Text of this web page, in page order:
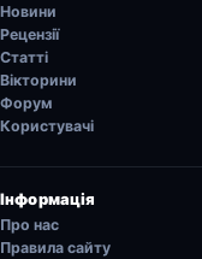
Новини
Рецензії
Статті
Вікторини
Форум
Користувачі
Інформація
Про нас
Правила сайту